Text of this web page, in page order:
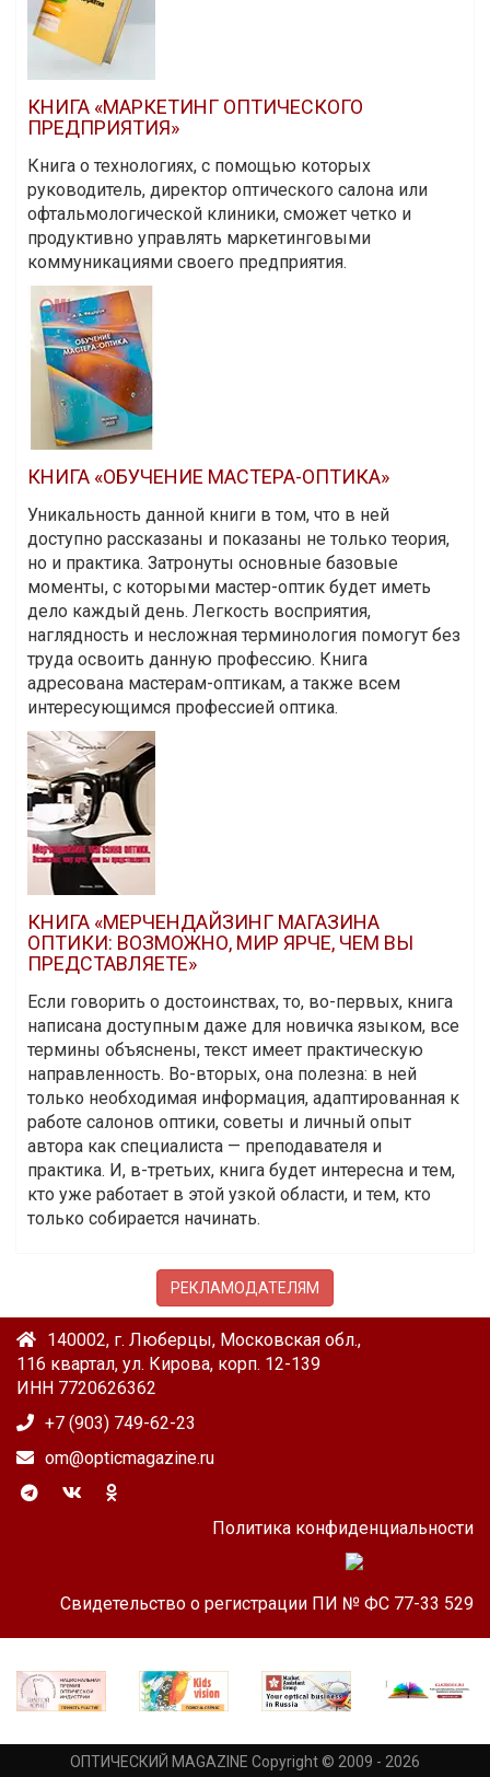
КНИГА «МАРКЕТИНГ ОПТИЧЕСКОГО
ПРЕДПРИЯТИЯ»
Книга о технологиях, с помощью которых
руководитель, директор оптического салона или
офтальмологической клиники, сможет четко и
продуктивно управлять маркетинговыми
коммуникациями своего предприятия.
КНИГА «ОБУЧЕНИЕ МАСТЕРА-ОПТИКА»
Уникальность данной книги в том, что в ней
доступно рассказаны и показаны не только теория,
но и практика. Затронуты основные базовые
моменты, с которыми мастер-оптик будет иметь
дело каждый день. Легкость восприятия,
наглядность и несложная терминология помогут без
труда освоить данную профессию. Книга
адресована мастерам-оптикам, а также всем
интересующимся профессией оптика.
КНИГА «МЕРЧЕНДАЙЗИНГ МАГАЗИНА
ОПТИКИ: ВОЗМОЖНО, МИР ЯРЧЕ, ЧЕМ ВЫ
ПРЕДСТАВЛЯЕТЕ»
Если говорить о достоинствах, то, во-первых, книга
написана доступным даже для новичка языком, все
термины объяснены, текст имеет практическую
направленность. Во-вторых, она полезна: в ней
только необходимая информация, адаптированная к
работе салонов оптики, советы и личный опыт
автора как специалиста — преподавателя и
практика. И, в-третьих, книга будет интересна и тем,
кто уже работает в этой узкой области, и тем, кто
только собирается начинать.
РЕКЛАМОДАТЕЛЯМ
140002, г. Люберцы, Московская обл.,
116 квартал, ул. Кирова, корп. 12-139
ИНН 7720626362
+7 (903) 749-62-23
om@opticmagazine.ru
Политика конфиденциальности
Свидетельство о регистрации ПИ № ФС 77-33 529
ОПТИЧЕСКИЙ MAGAZINE Copyright © 2009 - 2026